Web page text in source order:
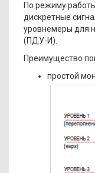
По режиму
дискретные
уровнемеры для
(ПДУ-И).
Преимущество
простой